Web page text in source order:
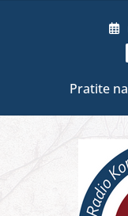
Pratite